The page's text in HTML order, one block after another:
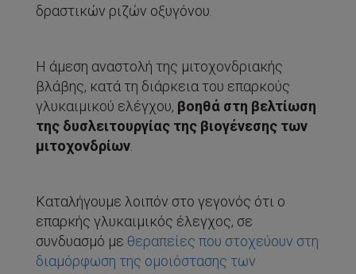
δραστικών ριζών οξυγόνου.
Η άμεση αναστολή της μιτοχονδριακής
βλάβης, κατά τη διάρκεια του επαρκούς
γλυκαιμικού ελέγχου, βοηθά στη βελτίωση
της δυσλειτουργίας της βιογένεσης των
μιτοχονδρίων
Καταλήγουμε λοιπόν στο γεγονός ότι ο
επαρκής γλυκαιμικός έλεγχος, σε
συνδυασμό με θεραπείες που στοχεύουν στη
διαμόρφωση της ομοιόστασης των